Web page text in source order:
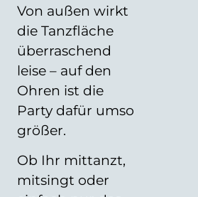
Von außen wirkt
die Tanzfläche
überraschend
leise – auf den
Ohren ist die
Party dafür umso
größer.
Ob Ihr mittanzt,
mitsingt oder